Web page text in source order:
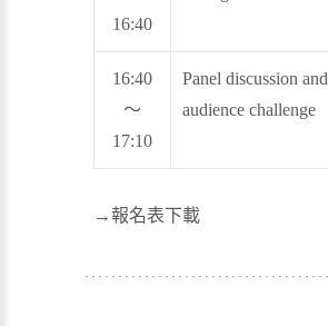
16:40
16:40
～
17:10
Panel discussion and
audience challenge
→報名表下載